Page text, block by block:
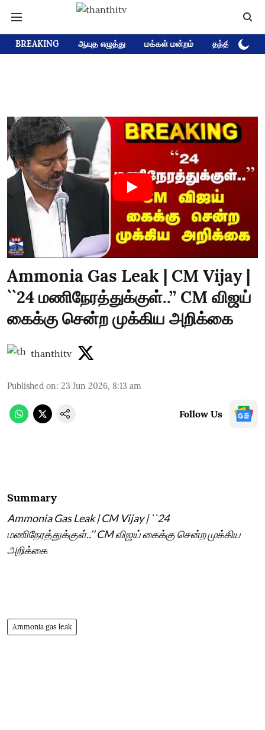
BREAKING ஆயுத எழுத்து மக்கள் மன்றம் தந்தி டிவி
Ammonia Gas Leak | CM Vijay |
``24 மணிநேரத்துக்குள்..’’ CM விஜய்
கைக்கு சென்ற முக்கிய அறிக்கை
thanthitv
Published on: 23 Jun 2026, 8:13 am
Follow Us
Summary
Ammonia Gas Leak | CM Vijay | ``24
மணிநேரத்துக்குள்..’’ CM விஜய் கைக்கு சென்ற முக்கிய
அறிக்கை
Ammonia gas leak